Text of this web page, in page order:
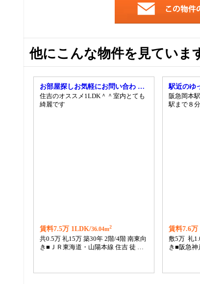
他にこんな物件を見ていま
お部屋探しお気軽にお問い合わ …
住吉のオススメ1LDK＾＾室内とても
綺麗です
賃料7.5万 1LDK/36.04m2
共0.5万 礼15万 築30年 2階/4階 南東向
き■ＪＲ東海道・山陽本線 住吉 徒 …
駅近のゆ
阪急岡本
駅まで８
賃料7.6
敷5万 礼
き■阪急神